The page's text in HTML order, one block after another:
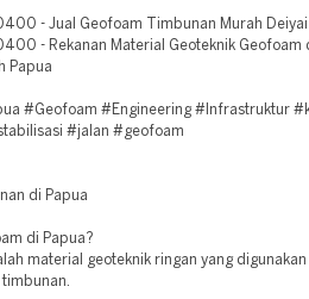
- Jual Geofoam Timbunan Murah Deiyai
- Rekanan Material Geoteknik Geofoam
Papua
#Geofoam #Engineering #Infrastruktur
#jalan #geofoam
di Papua
di Papua?
material geoteknik ringan yang